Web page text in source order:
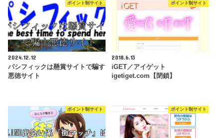
ポイント制サイト
2024.12.12
パシフィックは懸賞サイトで騙す
悪徳サイト
ポイント制サイト
2018.6.13
iGET／アイゲット
igetiget.com【閉鎖】
ポイント制サイト ポイント制サイト